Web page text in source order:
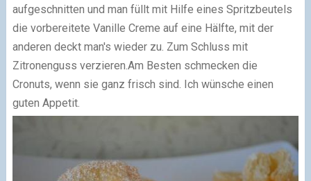
aufgeschnitten und man füllt mit Hilfe eines Spritzbeutels
die vorbereitete Vanille Creme auf eine Hälfte, mit der
anderen deckt man's wieder zu. Zum Schluss mit
Zitronenguss verzieren.Am Besten schmecken die
Cronuts, wenn sie ganz frisch sind. Ich wünsche einen
guten Appetit.